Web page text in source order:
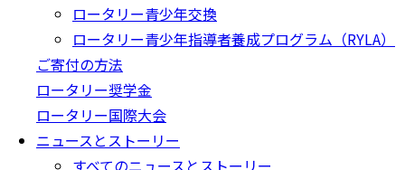
ロータリー青少年交換
ロータリー青少年指導者養成プログラム（RYLA）
ご寄付の方法
ロータリー奨学金
ロータリー国際大会
ニュースとストーリー
すべてのニュースとストーリー